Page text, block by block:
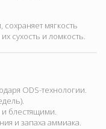
мягкость
сухость и ломкость.
ODS-технологии.
и блестящими.
и запаха аммиака.